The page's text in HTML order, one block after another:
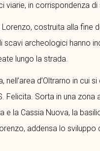
viarie, in corrispondenza di
costruita alla fine
archeologici hanno
lungo la strada.
nell’area d’Oltrarno in cui
Sorta in una
e la Cassia Nuova, la
addensa lo sviluppo